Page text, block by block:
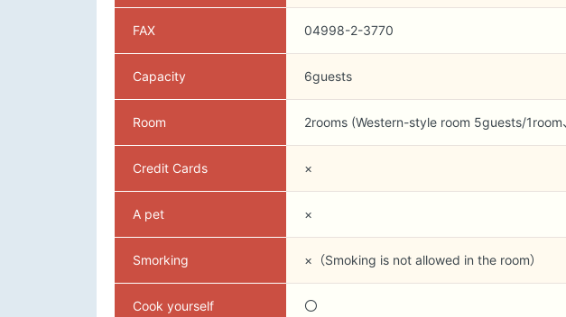
FAX 04998-2-3770
Capacity 6guests
Room 2rooms (Western-style room 5guests/
Credit Cards ×
A pet ×
Smorking ×（Smoking is not allowed in the room）
Cook yourself 〇